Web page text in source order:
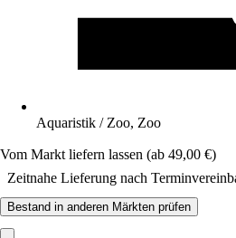
Aquaristik / Zoo, Zoo
Vom Markt liefern lassen (ab 49,00 €)
Zeitnahe Lieferung nach
Bestand in anderen Märkten prüfen